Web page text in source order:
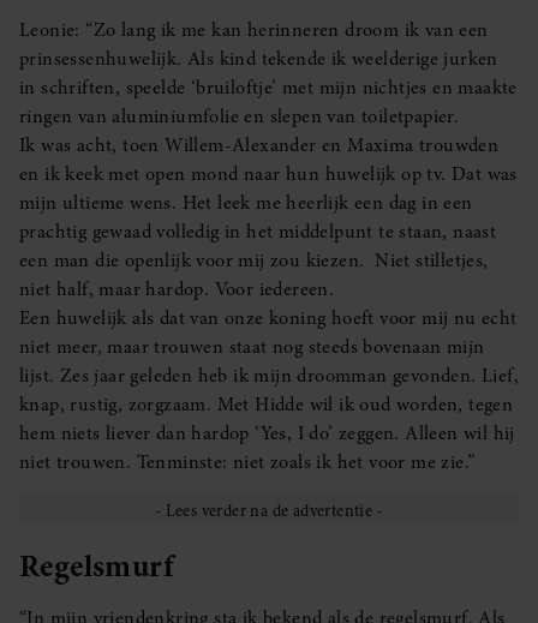
Leonie: “Zo lang ik me kan herinneren droom ik van een
prinsessenhuwelijk. Als kind tekende ik weelderige jurken
in schriften, speelde ‘bruiloftje’ met mijn nichtjes en maakte
ringen van aluminiumfolie en slepen van toiletpapier.
Ik was acht, toen Willem-Alexander en Maxima trouwden
en ik keek met open mond naar hun huwelijk op tv. Dat was
mijn ultieme wens. Het leek me heerlijk een dag in een
prachtig gewaad volledig in het middelpunt te staan, naast
een man die openlijk voor mij zou kiezen. Niet stilletjes,
niet half, maar hardop. Voor iedereen.
Een huwelijk als dat van onze koning hoeft voor mij nu echt
niet meer, maar trouwen staat nog steeds bovenaan mijn
lijst. Zes jaar geleden heb ik mijn droomman gevonden. Lief,
knap, rustig, zorgzaam. Met Hidde wil ik oud worden, tegen
hem niets liever dan hardop ‘Yes, I do’ zeggen. Alleen wil hij
niet trouwen. Tenminste: niet zoals ik het voor me zie.”
Regelsmurf